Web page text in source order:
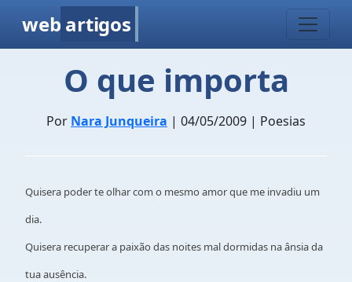
web artigos
O que importa
Por Nara Junqueira | 04/05/2009 | Poesias
Quisera poder te olhar com o mesmo amor que me invadiu um
dia.
Quisera recuperar a paixão das noites mal dormidas na ânsia da
tua ausência.